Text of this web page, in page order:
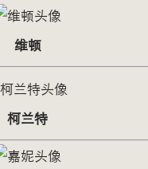
维顿
柯兰特